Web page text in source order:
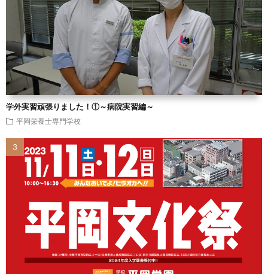
学外実習頑張りました！①～病院実習編～
平岡栄養士専門学校